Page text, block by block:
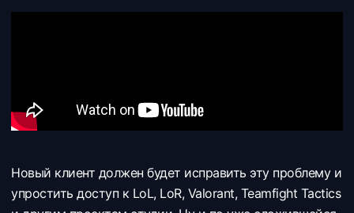
Новый клиент должен будет исправить эту проблему и
упростить доступ к LoL, LoR, Valorant, Teamfight Tactics